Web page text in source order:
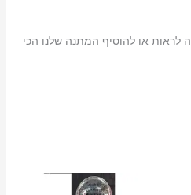
לראות או להוסיף המתנה שלנו הכי